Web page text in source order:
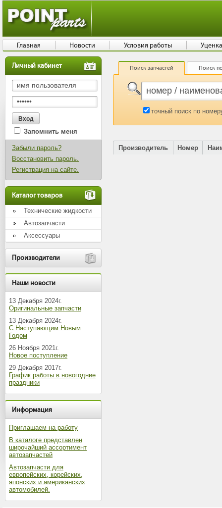
Личный кабинет
Запомнить меня
Забыли пароль?
Восстановить пароль.
Регистрация на сайте.
Каталог товаров
Технические жидкости
Автозапчасти
Аксессуары
Производители
Наши новости
13 Декабря 2024г.
Оригинальные запчасти
13 Декабря 2024г.
С Наступающим Новым
Годом
26 Ноября 2021г.
Новое поступление
29 Декабря 2017г.
График работы в новогодние
праздники
Информация
Приглашаем на работу
В каталоге представлен
широчайший ассортимент
автозапчастей
Автозапчасти для
европейских, корейских,
японских и американских
автомобилей.
Поиск запчастей Поиск
точный поиск по
Производитель Номер
Главная Новости Условия работы